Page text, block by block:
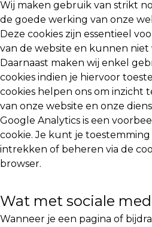
Wij maken gebruik van strikt
de goede werking van onze
Deze cookies zijn essentieel
van de website en kunnen
Daarnaast maken wij enkel
cookies indien je hiervoor
cookies helpen ons om inzicht
van onze website en onze
Google Analytics is een
cookie. Je kunt je
intrekken of beheren via de
browser.
Wat met sociale
Wanneer je een pagina of